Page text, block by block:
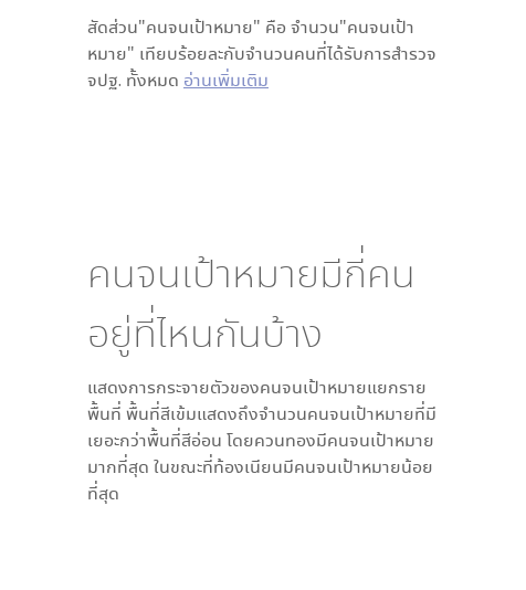
สัดส่วน"คนจนเป้าหมาย" คือ จำนวน"คนจนเป้า
หมาย" เทียบร้อยละกับจำนวนคนที่ได้รับการสำรวจ
จปฐ. ทั้งหมด อ่านเพิ่มเติม
คนจนเป้าหมายมีกี่คน
อยู่ที่ไหนกันบ้าง
แสดงการกระจายตัวของคนจนเป้าหมายแยกราย
พื้นที่ พื้นที่สีเข้มแสดงถึงจำนวนคนจนเป้าหมายที่มี
เยอะกว่าพื้นที่สีอ่อน โดยควนทองมีคนจนเป้าหมาย
มากที่สุด ในขณะที่ท้องเนียนมีคนจนเป้าหมายน้อย
ที่สุด